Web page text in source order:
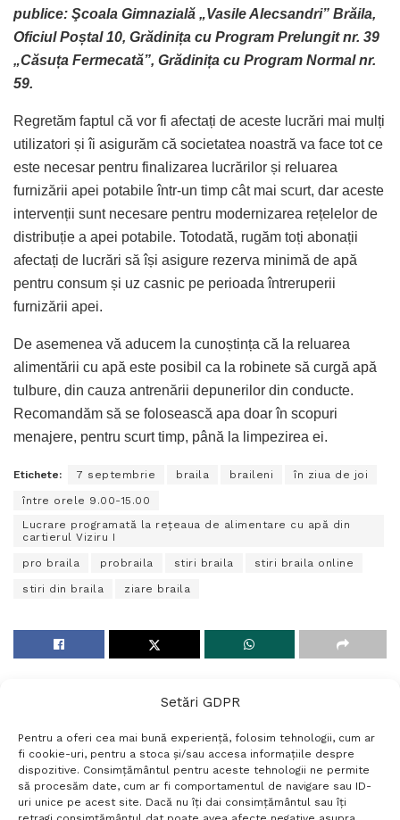
Setări GDPR
Pentru a oferi cea mai bună experiență, folosim tehnologii, cum ar
fi cookie-uri, pentru a stoca și/sau accesa informațiile despre
dispozitive. Consimțământul pentru aceste tehnologii ne permite
să procesăm date, cum ar fi comportamentul de navigare sau ID-
uri unice pe acest site. Dacă nu îți dai consimțământul sau îți
publice: Şcoala Gimnazială „Vasile Alecsandri” Brăila,
Oficiul Poștal 10, Grădinița cu Program Prelungit nr. 39
„Căsuța Fermecată”, Grădinița cu Program Normal nr.
59.
Regretăm faptul că vor fi afectați de aceste lucrări mai mulți
utilizatori și îi asigurăm că societatea noastră va face tot ce
este necesar pentru finalizarea lucrărilor și reluarea
furnizării apei potabile într-un timp cât mai scurt, dar aceste
intervenții sunt necesare pentru modernizarea rețelelor de
distribuție a apei potabile. Totodată, rugăm toți abonații
afectați de lucrări să își asigure rezerva minimă de apă
pentru consum și uz casnic pe perioada întreruperii
furnizării apei.
De asemenea vă aducem la cunoștința că la reluarea
alimentării cu apă este posibil ca la robinete să curgă apă
tulbure, din cauza antrenării depunerilor din conducte.
Recomandăm să se folosească apa doar în scopuri
menajere, pentru scurt timp, până la limpezirea ei.
Etichete: 7 septembrie braila braileni în ziua de joi
între orele 9.00-15.00
Lucrare programată la rețeaua de alimentare cu apă din
cartierul Viziru I
pro braila probraila stiri braila stiri braila online
stiri din braila ziare braila
Termeni si conditii Politică de confidențialitate